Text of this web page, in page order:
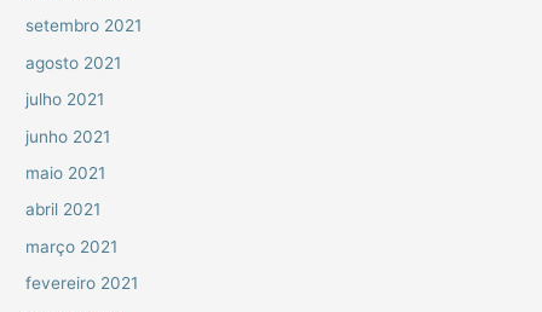
setembro 2021
agosto 2021
julho 2021
junho 2021
maio 2021
abril 2021
março 2021
fevereiro 2021